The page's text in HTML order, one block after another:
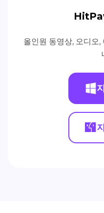
올인원 동영상, 오디오